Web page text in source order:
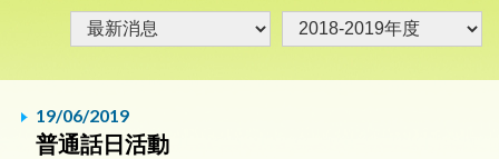
19/06/2019
普通話日活動